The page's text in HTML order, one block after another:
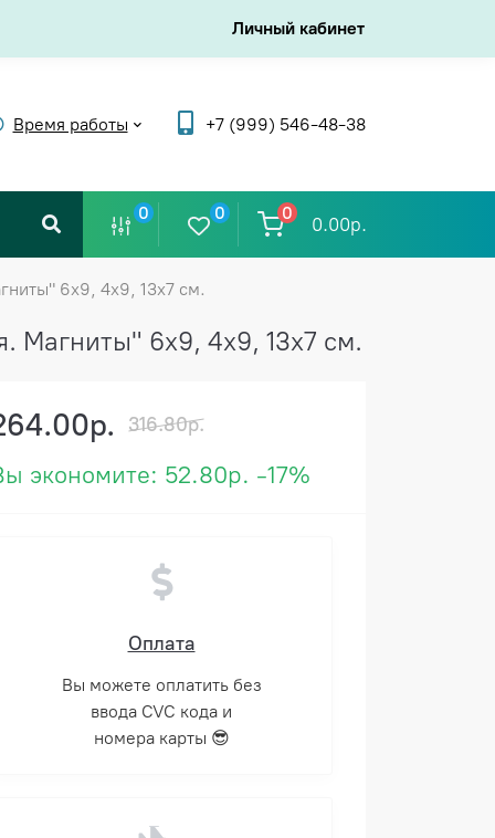
Личный кабинет
Время работы +7 (999) 546-48-38
0 0 0
0.00р.
6х9, 4х9, 13х7 см.
6х9, 4х9, 13х7 см.
316.80р.
экономите: 52.80р. -17%
Оплата
Вы можете оплатить без
ввода CVC кода и
номера карты 😎